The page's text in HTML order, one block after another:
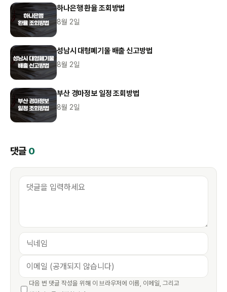
하나은행 환율 조회방법
8월 2일
성남시 대형폐기물 배출 신고방법
8월 2일
부산 경마정보 일정 조회방법
8월 2일
댓글 0
다음 번 댓글 작성을 위해 이 브라우저에 이름, 이메일, 그리고